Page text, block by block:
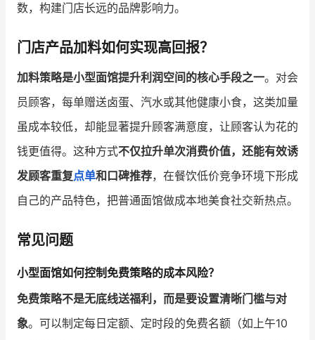
数，构建门店长远的品牌影响力。
门店产品加料如何实现高回报？
加料策略是小型面馆提升利润空间的核心手段之一。对会
员顾客，每单赠送卤蛋、汽水或其他健康小食，这类加量
虽成本较低，却能显著提升顾客满意度，让顾客认为花的
钱更值得。这种方式不仅拉升单次消费价值，还能有效诱
发顾客重复点单和口碑推荐，在餐饮低价竞争环境下形成
自己的产品特色，把普通面馆做成本地美食社交新热点。
常见问题
小型面馆如何控制免费策略的成本风险？
免费策略不是无底线送福利，而是要设置清晰门槛与对
象。可以制定每日定额、定时段的免费名额（如上午10